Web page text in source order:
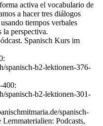
activa el vocabulario de
a hacer tres diálogos
tiempos verbales
la perspectiva.
Spanisch Kurs im
spanisch-b2-lektionen-376-
400:
spanisch-b2-lektionen-301-
spanisch-
Podcasts,